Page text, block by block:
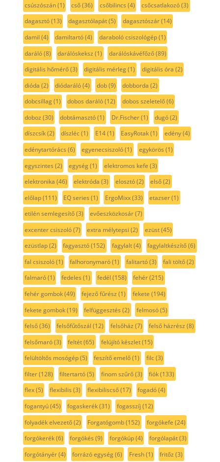
csúszószán(1) cső(36) csőbilincs (4) csőcsatlakozó(3)
dagasztó(13) dagasztólapát(5) dagasztószár(14)
damil (4) damiltartó(4) daraboló csiszológép(1)
daráló(8) darálóskeksz (1) darálóskávéfőző(89)
digitális hőmérő(3) digitális mérleg(1) digitális óra (2)
dióda (2) diódaráló(4) dob(9) dobborda (2)
dobcsillag(1) dobos daráló(12) dobos szeletelő(6)
doboz (30) dobtámasztó(1) Dr.Fischer(1) dugó(2)
díszcsík(2) díszléc(1) E14(1) EasyRotak(1) edény(4)
edénytartórács (6) egyenecsiszoló(1) egykörös (1)
egyszintes (2) egység(1) elektromos kefe (3)
elektronika (46) elektróda (3) elosztó(2) első(2)
előlap(111) EQ series (1) ErgoMixx(33) etazser(1)
etilén semlegesítő(3) evőeszközkosár(7)
excenter csiszoló(7) extra mélytepsi (2) ezüst(45)
ezüstlap(2) fagyasztó(152) fagylalt(4) fagylaltkészítő(6)
fal csiszoló(1) falhoronymaró(1) falitartó(3) fali töltő(2)
falmaró(1) fedeles (1) fedél (158) fehér(215)
fehér gombok(49) fejező fűrész (1) fekete (194)
fekete gombok(19) felfüggesztés (2) felmosó(5)
felső(36) felsőfűtőszál (12) felsőház (7) felső házrész (8)
felsőmaró(3) feltét(65) felújító készlet(15)
felültöltős mosógép(5) feszítő emelő(1) filc(3)
filter(128) filtertartó(5) finom szűrő(3) fiók(133)
flex(5) flexibilis (3) flexibiliscső(17) fogadó(4)
fogantyú(45) fogaskerék(31) fogasszíj (12)
folyadék elvezető(2) Forgatógomb(152) forgókefe (24)
forgókerék(6) forgókés (9) forgókúp(4) forgólapát(3)
forgótányér(4) forrázó egység(6) Fresh(1) fritőz (3)